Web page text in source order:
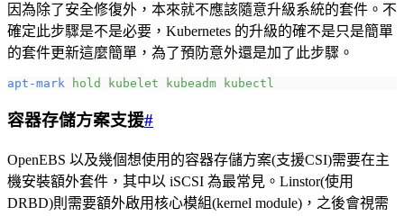
因為除了安全修復外，本來就不應該隨意升級系統的套件。不
確定此步驟是不是必要，Kubernetes 的升級的確不是只是簡單
的套件更新這麼簡單，為了預防意外還是加了此步驟。
apt-mark hold kubelet kubeadm kubectl
容器存儲方案支援#
OpenEBS 以及幾個想使用的容器存儲方案(支援CSI)需要在主
機安裝額外套件，其中以 iSCSI 為最常見。Linstor(使用
DRBD)則需要額外啟用核心模組(kernel module)，之後會視需